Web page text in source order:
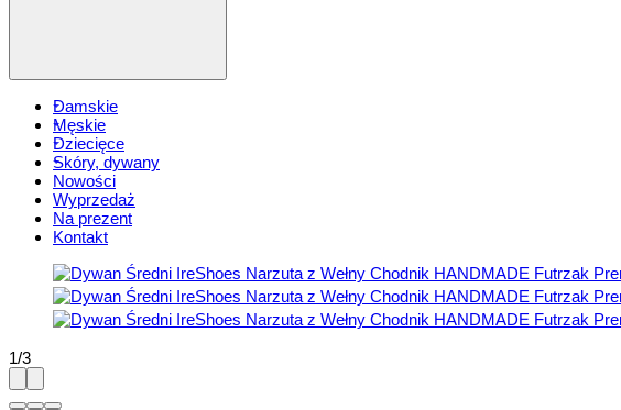
Damskie
Męskie
Dziecięce
Skóry, dywany
Nowości
Wyprzedaż
Na prezent
Kontakt
1/3